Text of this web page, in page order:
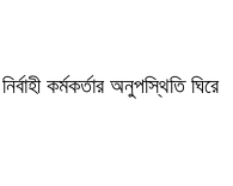
কর্মকর্তার অনুপস্থিতি ঘিরে